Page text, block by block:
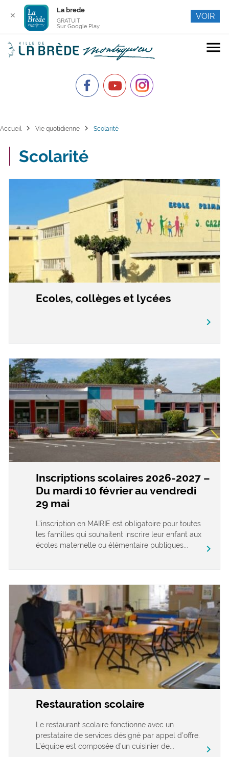
menu
Accueil chevron_right Vie quotidienne chevron_right Scolarité
Scolarité
Ecoles, collèges et lycées
chevron_right
Inscriptions scolaires 2026-2027 –
Du mardi 10 février au vendredi
29 mai
L’inscription en MAIRIE est obligatoire pour toutes
les familles qui souhaitent inscrire leur enfant aux
écoles maternelle ou élémentaire publiques...
chevron_right
Restauration scolaire
Le restaurant scolaire fonctionne avec un
prestataire de services désigné par appel d’offre.
L’équipe est composée d’un cuisinier de...
chevron_right
✕
La brede
GRATUIT
Sur Google Play
VOIR